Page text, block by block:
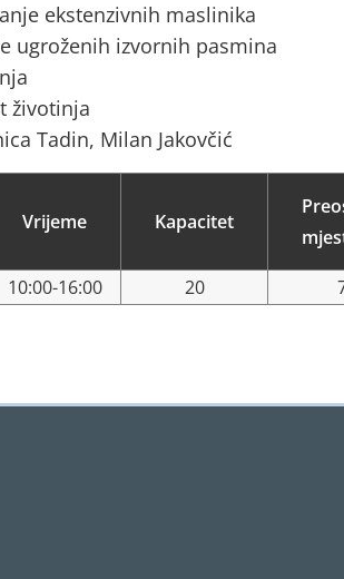
ekstenzivnih maslinika
ugroženih izvornih pasmina
životinja
Tadin, Milan Jakovčić
Vrijeme Kapacitet
10:00-16:00 20